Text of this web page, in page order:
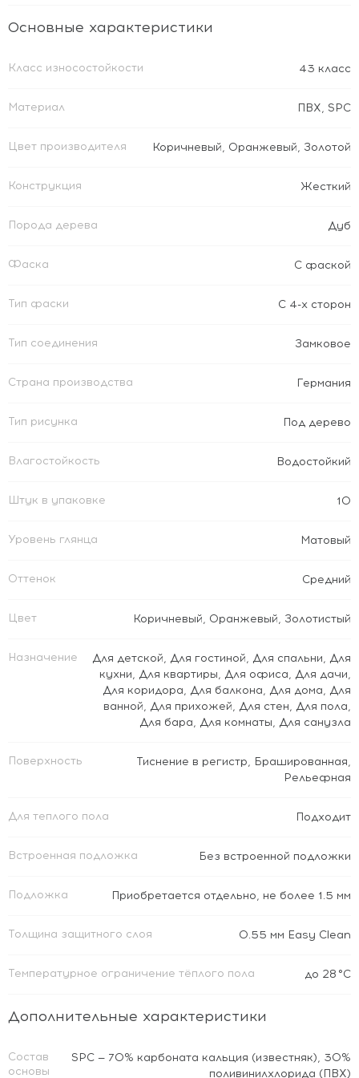
Основные характеристики
Класс износостойкости 43 класс
Материал ПВХ, SPC
Цвет производителя Коричневый, Оранжевый, Золотой
Конструкция Жесткий
Порода дерева Дуб
Фаска С фаской
Тип фаски С 4-х сторон
Тип соединения Замковое
Страна производства Германия
Тип рисунка Под дерево
Влагостойкость Водостойкий
Штук в упаковке 10
Уровень глянца Матовый
Оттенок Средний
Цвет Коричневый, Оранжевый, Золотистый
Назначение Для детской, Для гостиной, Для спальни, Для
кухни, Для квартиры, Для офиса, Для дачи,
Для коридора, Для балкона, Для дома, Для
ванной, Для прихожей, Для стен, Для пола,
Для бара, Для комнаты, Для санузла
Поверхность Тиснение в регистр, Брашированная,
Рельефная
Для теплого пола Подходит
Встроенная подложка Без встроенной подложки
Подложка Приобретается отдельно, не более 1.5 мм
Толщина защитного слоя 0.55 мм Easy Clean
Температурное ограничение тёплого пола до 28 °C
Дополнительные характеристики
Состав
основы
SPC — 70% карбоната кальция (известняк), 30%
поливинилхлорида (ПВХ)